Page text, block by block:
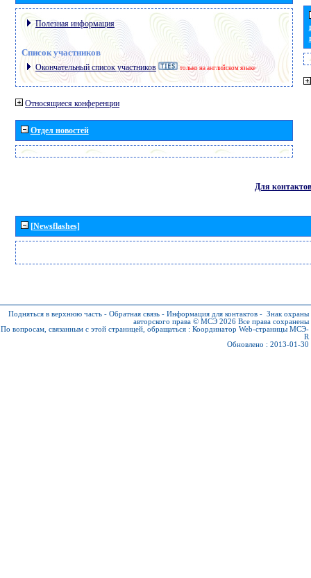
Полезная информация
Список участников
Окончательный список участников только на английском языке
Относящиеся конференции
Отдел новостей
Для контактов
[Newsflashes]
Подняться в верхнюю часть - Обратная связь - Информация для контактов - Знак охраны
авторского права © МСЭ 2026 Все права сохранены
По вопросам, связанным с этой страницей, обращаться : Координатор Web-страницы МСЭ-
R
Обновлено : 2013-01-30